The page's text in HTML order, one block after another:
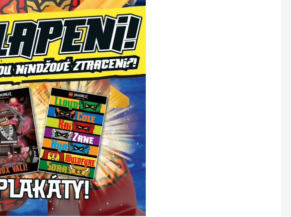
LEGO® časopisy
Burda Easy
Burda Best of Plus